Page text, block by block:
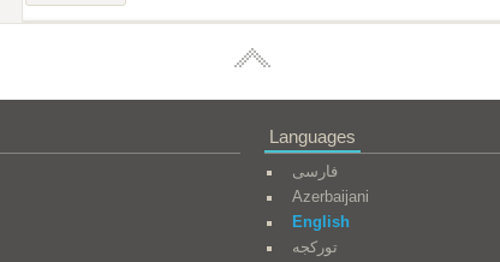
Languages
فارسی
Azerbaijani
English
تورکجه